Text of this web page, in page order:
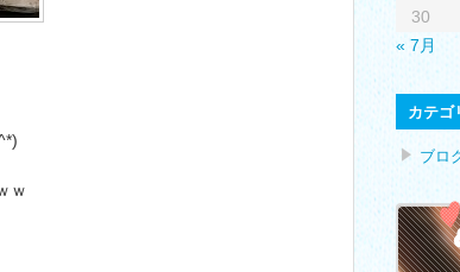
ｗ
« 7月
30
カテゴ
ブロ